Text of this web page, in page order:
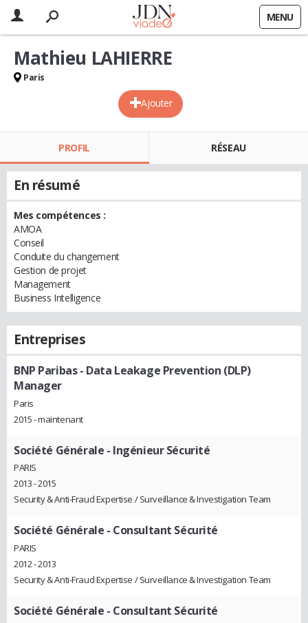
MENU
Ajouter
Mathieu LAHIERRE
Paris
PROFIL RÉSEAU
En résumé
Mes compétences :
AMOA
Conseil
Conduite du changement
Gestion de projet
Management
Business Intelligence
Entreprises
BNP Paribas- Data Leakage Prevention (DLP)
Manager
Paris
2015 - maintenant
Société Générale - Ingénieur Sécurité
PARIS
2013 - 2015
Security & Anti-Fraud Expertise / Surveillance & Investigation Team
Société Générale - Consultant Sécurité
PARIS
2012 - 2013
Security & Anti-Fraud Expertise / Surveillance & Investigation Team
Société Générale - Consultant Sécurité